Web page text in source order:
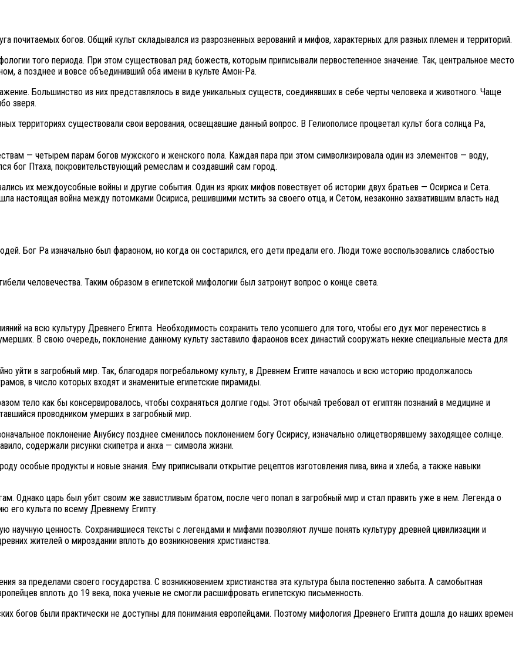
почитаемых богов. Общий культ складывался из разрозненных верований и мифов, характерных для разных племен и территорий.
того периода. При этом существовал ряд божеств, которым приписывали первостепенное значение. Так, центральное место
а позднее и вовсе объединивший оба имени в культе Амон-Ра.
Большинство из них представлялось в виде уникальных существ, соединявших в себе черты человека и животного. Чаще
зверя.
территориях существовали свои верования, освещавшие данный вопрос. В Гелиополисе процветал культ бога солнца Ра,
— четырем парам богов мужского и женского пола. Каждая пара при этом символизировала один из элементов — воду,
бог Птаха, покровительствующий ремеслам и создавший сам город.
их междоусобные войны и другие события. Один из ярких мифов повествует об истории двух братьев — Осириса и Сета.
настоящая война между потомками Осириса, решившими мстить за своего отца, и Сетом, незаконно захватившим власть над
Бог Ра изначально был фараоном, но когда он состарился, его дети предали его. Люди тоже воспользовались слабостью
человечества. Таким образом в египетской мифологии был затронут вопрос о конце света.
на всю культуру Древнего Египта. Необходимость сохранить тело усопшего для того, чтобы его дух мог перенестись в
В свою очередь, поклонение данному культу заставило фараонов всех династий сооружать некие специальные места для
в загробный мир. Так, благодаря погребальному культу, в Древнем Египте началось и всю историю продолжалось
в число которых входят и знаменитые египетские пирамиды.
тело как бы консервировалось, чтобы сохраняться долгие годы. Этот обычай требовал от египтян познаний в медицине и
проводником умерших в загробный мир.
поклонение Анубису позднее сменилось поклонением богу Осирису, изначально олицетворявшему заходящее солнце.
содержали рисунки скипетра и анха — символа жизни.
особые продукты и новые знания. Ему приписывали открытие рецептов изготовления пива, вина и хлеба, а также навыки
Однако царь был убит своим же завистливым братом, после чего попал в загробный мир и стал править уже в нем. Легенда о
его культа по всему Древнему Египту.
научную ценность. Сохранившиеся тексты с легендами и мифами позволяют лучше понять культуру древней цивилизации и
жителей о мироздании вплоть до возникновения христианства.
за пределами своего государства. С возникновением христианства эта культура была постепенно забыта. А самобытная
вплоть до 19 века, пока ученые не смогли расшифровать египетскую письменность.
богов были практически не доступны для понимания европейцами. Поэтому мифология Древнего Египта дошла до наших времен